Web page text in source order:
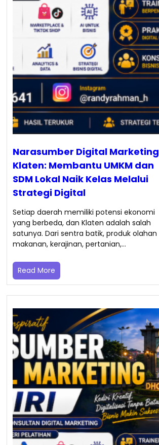
Narasumber Digital Marketing
Klaten: Membantu UMKM dan
SDM Lokal Naik Kelas Melalui
Strategi Digital
Setiap daerah memiliki potensi ekonomi
yang berbeda, dan Klaten adalah salah
satunya. Dari sentra batik, produk olahan
makanan, kerajinan, pertanian,…
Read More